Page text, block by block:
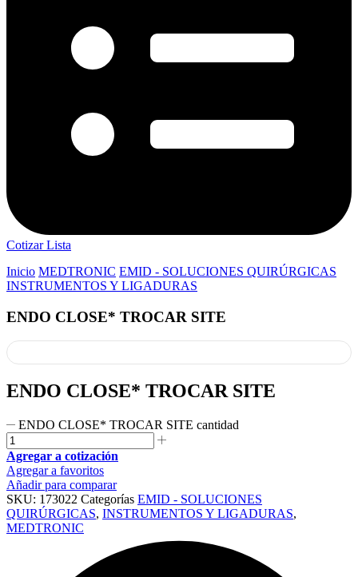
Cotizar Lista
Inicio MEDTRONIC EMID - SOLUCIONES QUIRÚRGICAS
INSTRUMENTOS Y LIGADURAS
ENDO CLOSE* TROCAR SITE
ENDO CLOSE* TROCAR SITE
ENDO CLOSE* TROCAR SITE cantidad
Agregar a cotización
Agregar a favoritos
Añadir para comparar
SKU: 173022 Categorías EMID - SOLUCIONES
QUIRÚRGICAS, INSTRUMENTOS Y LIGADURAS,
MEDTRONIC